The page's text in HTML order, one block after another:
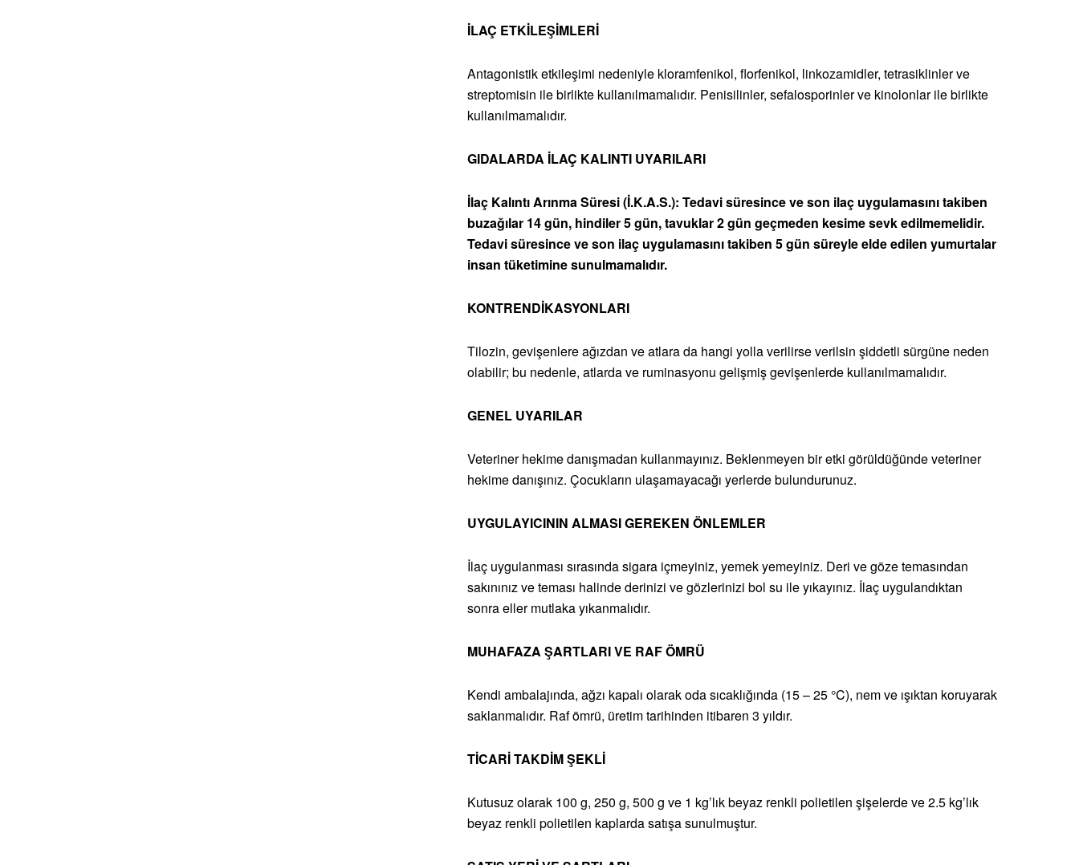
İLAÇ ETKİLEŞİMLERİ
Antagonistik etkileşimi nedeniyle kloramfenikol, florfenikol, linkozamidler, tetrasiklinler ve
streptomisin ile birlikte kullanılmamalıdır. Penisilinler, sefalosporinler ve kinolonlar ile birlikte
kullanılmamalıdır.
GIDALARDA İLAÇ KALINTI UYARILARI
İlaç Kalıntı Arınma Süresi (İ.K.A.S.): Tedavi süresince ve son ilaç uygulamasını takiben
buzağılar 14 gün, hindiler 5 gün, tavuklar 2 gün geçmeden kesime sevk edilmemelidir.
Tedavi süresince ve son ilaç uygulamasını takiben 5 gün süreyle elde edilen yumurtalar
insan tüketimine sunulmamalıdır.
KONTRENDİKASYONLARI
Tilozin, gevişenlere ağızdan ve atlara da hangi yolla verilirse verilsin şiddetli sürgüne neden
olabilir; bu nedenle, atlarda ve ruminasyonu gelişmiş gevişenlerde kullanılmamalıdır.
GENEL UYARILAR
Veteriner hekime danışmadan kullanmayınız. Beklenmeyen bir etki görüldüğünde veteriner
hekime danışınız. Çocukların ulaşamayacağı yerlerde bulundurunuz.
UYGULAYICININ ALMASI GEREKEN ÖNLEMLER
İlaç uygulanması sırasında sigara içmeyiniz, yemek yemeyiniz. Deri ve göze temasından
sakınınız ve teması halinde derinizi ve gözlerinizi bol su ile yıkayınız. İlaç uygulandıktan
sonra eller mutlaka yıkanmalıdır.
MUHAFAZA ŞARTLARI VE RAF ÖMRÜ
Kendi ambalajında, ağzı kapalı olarak oda sıcaklığında (15 – 25 °C), nem ve ışıktan koruyarak
saklanmalıdır. Raf ömrü, üretim tarihinden itibaren 3 yıldır.
TİCARİ TAKDİM ŞEKLİ
Kutusuz olarak 100 g, 250 g, 500 g ve 1 kg’lık beyaz renkli polietilen şişelerde ve 2.5 kg’lık
beyaz renkli polietilen kaplarda satışa sunulmuştur.